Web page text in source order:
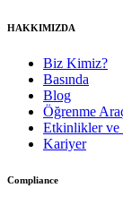
HAKKIMIZDA
Biz Kimiz?
Basında
Blog
Öğrenme
Etkinlikler ve
Kariyer
Compliance